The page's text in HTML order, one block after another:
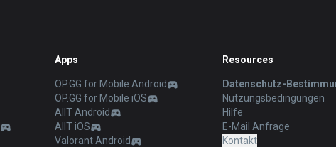
Apps
OP.GG for Mobile Android
OP.GG for Mobile iOS
AllT Android
AllT iOS
Valorant Android
Resources
Datenschutz-
Nutzungsbedingungen
Hilfe
E-Mail Anfrage
Kontakt